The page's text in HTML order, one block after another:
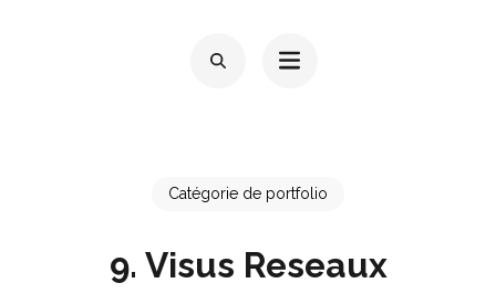
Catégorie de portfolio
9. Visus Reseaux